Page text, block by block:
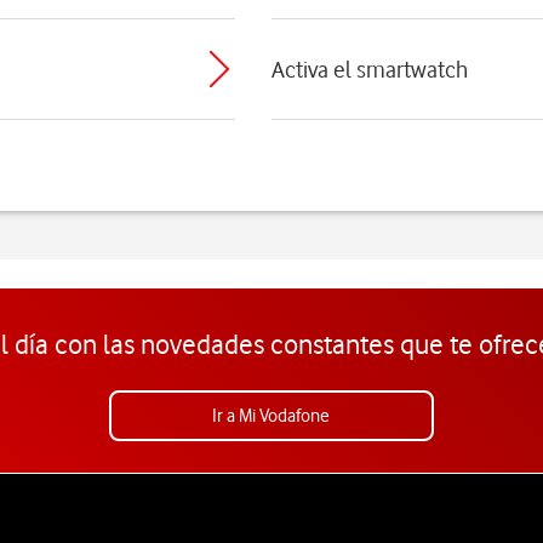
Activa el smartwatch
día con las novedades constantes que te
Ir a Mi Vodafone